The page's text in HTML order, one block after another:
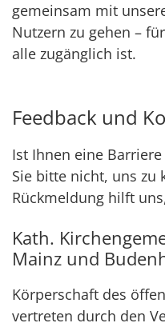
gemeinsam mit
Nutzern zu gehen –
alle zugänglich ist.
Feedback und
Ist Ihnen eine
Sie bitte nicht, uns zu
Rückmeldung hilft
Kath.
Mainz und
Körperschaft des
vertreten durch den